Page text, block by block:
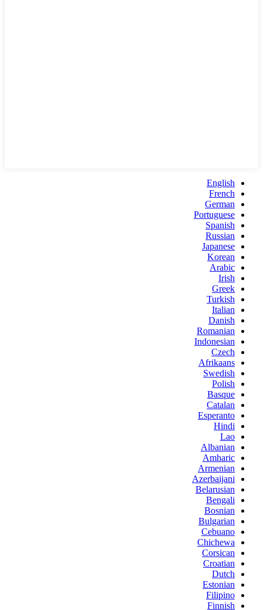
English
French
German
Portuguese
Spanish
Russian
Japanese
Korean
Arabic
Irish
Greek
Turkish
Italian
Danish
Romanian
Indonesian
Czech
Afrikaans
Swedish
Polish
Basque
Catalan
Esperanto
Hindi
Lao
Albanian
Amharic
Armenian
Azerbaijani
Belarusian
Bengali
Bosnian
Bulgarian
Cebuano
Chichewa
Corsican
Croatian
Dutch
Estonian
Filipino
Finnish